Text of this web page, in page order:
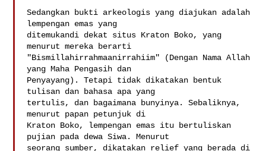
Sedangkan bukti arkeologis yang diajukan adalah
lempengan emas yang
ditemukandi dekat situs Kraton Boko, yang
menurut mereka berarti
"Bismillahirrahmaanirrahiim" (Dengan Nama Allah
yang Maha Pengasih dan
Penyayang). Tetapi tidak dikatakan bentuk
tulisan dan bahasa apa yang
tertulis, dan bagaimana bunyinya. Sebaliknya,
menurut papan petunjuk di
Kraton Boko, lempengan emas itu bertuliskan
pujian pada dewa Siwa. Menurut
seorang sumber, dikatakan relief yang berada di